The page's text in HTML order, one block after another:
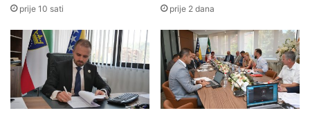
prije 10 sati prije 2 dana